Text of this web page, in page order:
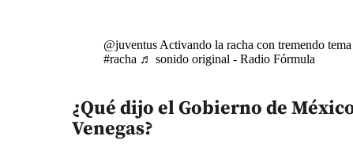
@juventus Activando la racha con tremendo
#racha ♬ sonido original - Radio Fórmula
¿Qué dijo el Gobierno de
Venegas?